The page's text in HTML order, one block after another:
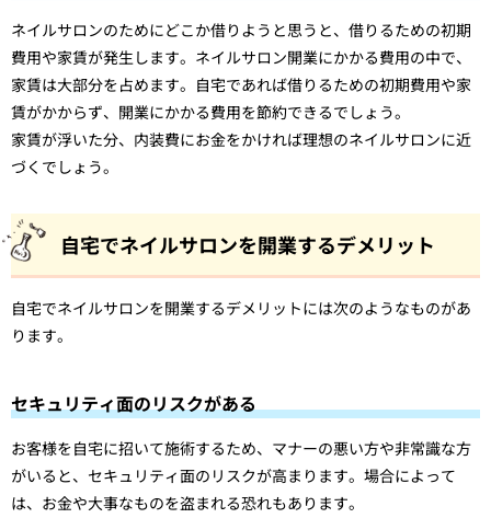
ネイルサロンのためにどこか借りようと思うと、借りるための初期
費用や家賃が発生します。ネイルサロン開業にかかる費用の中で、
家賃は大部分を占めます。自宅であれば借りるための初期費用や家
賃がかからず、開業にかかる費用を節約できるでしょう。
家賃が浮いた分、内装費にお金をかければ理想のネイルサロンに近
づくでしょう。
自宅でネイルサロンを開業するデメリット
自宅でネイルサロンを開業するデメリットには次のようなものがあ
ります。
セキュリティ面のリスクがある
お客様を自宅に招いて施術するため、マナーの悪い方や非常識な方
がいると、セキュリティ面のリスクが高まります。場合によって
は、お金や大事なものを盗まれる恐れもあります。